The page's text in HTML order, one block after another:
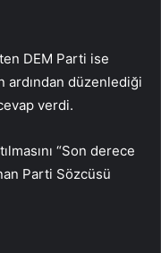
DEM Parti ise
ardından düzenlediği
verdi.
“Son derece
Parti Sözcüsü